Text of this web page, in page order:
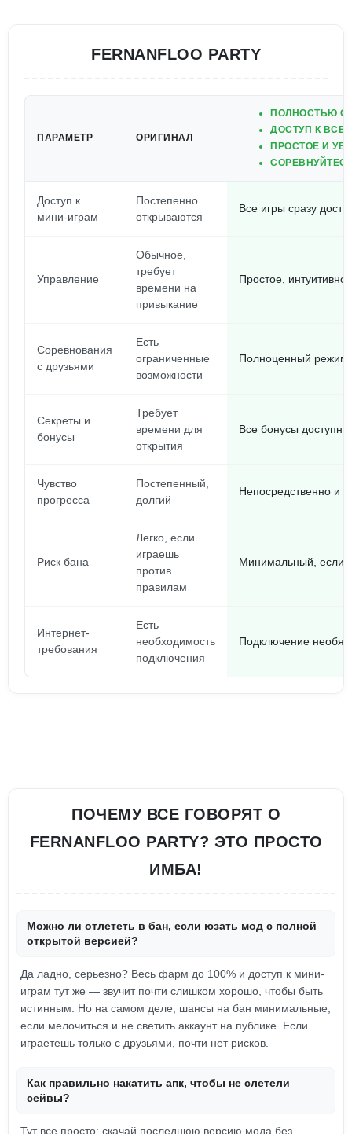
FERNANFLOO PARTY
ПАРАМЕТР ОРИГИНАЛ
ПОЛНОСТЬЮ
ДОСТУП К
ПРОСТОЕ И
Доступ к
мини-играм
Постепенно
открываются
Все игры сразу
Управление
Обычное,
требует
времени на
привыкание
Простое, интуитивно
Соревнования
с друзьями
Есть
ограниченные
возможности
Полноценный режим
Секреты и
бонусы
Требует
времени для
открытия
Все бонусы
Чувство
прогресса
Постепенный,
долгий
Непосредственно и
Риск бана
Легко, если
играешь
против
правилам
Минимальный, если
Интернет-
требования
Есть
необходимость
подключения
Подключение
ПОЧЕМУ ВСЕ ГОВОРЯТ О
FERNANFLOO PARTY? ЭТО ПРОСТО
ИМБА!
Можно ли отлететь в бан, если юзать мод с полной
открытой версией?
Да ладно, серьезно? Весь фарм до 100% и доступ к мини-
играм тут же — звучит почти слишком хорошо, чтобы быть
истинным. Но на самом деле, шансы на бан минимальные,
если мелочиться и не светить аккаунт на публике. Если
играетешь только с друзьями, почти нет рисков.
Как правильно накатить апк, чтобы не слетели
сейвы?
Тут все просто: скачай последнюю версию мода без